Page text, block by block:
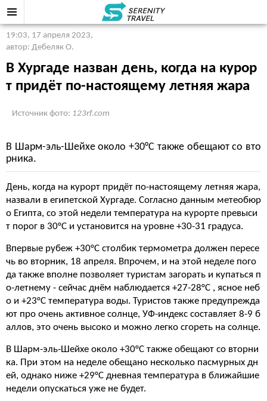
19:03, 17 апреля 2023,
автор: Дебеляк О.
В Хургаде назван день, когда на курор
т придёт по-настоящему летняя жара
Источник фото: 123rf.com
В Шарм-эль-Шейхе около +30°C также обещают со вто
рника.
День, когда на курорт придёт по-настоящему летняя жара,
назвали в египетской Хургаде. Согласно данным метеобюр
о Египта, со этой недели температура на курорте превыси
т порог в 30°C и установится на уровне +30-31 градуса.
Впервые рубеж +30°C столбик термометра должен пересе
чь во вторник, 18 апреля. Впрочем, и на этой неделе пого
да также вполне позволяет туристам загорать и купаться п
о-летнему - сейчас днём наблюдается +27-28°C , ясное неб
о и +23°C температура воды. Туристов также предупрежда
ют про очень активное солнце, УФ-индекс составляет 8-9 б
аллов, это очень высоко и можно легко сгореть на солнце.
В Шарм-эль-Шейхе около +30°C также обещают со вторни
ка. При этом на неделе обещано несколько пасмурных дн
ей, однако ниже +29°C дневная температура в ближайшие
недели опускаться уже не будет.